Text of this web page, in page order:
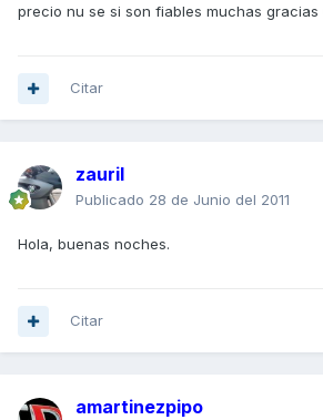
precio nu se si son fiables muchas gracias
Citar
zauril
Publicado 28 de Junio del 2011
Hola, buenas noches.
Citar
amartinezpipo